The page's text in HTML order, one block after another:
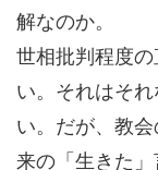
解なのか。
世相批判程度
い。それはそ
い。だが、教
来の「生きた